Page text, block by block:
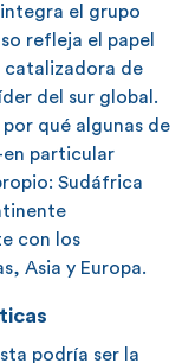
el grupo
refleja el papel
catalizadora de
del sur global.
qué algunas de
en particular
Sudáfrica
con los
Asia y Europa.
podría ser la